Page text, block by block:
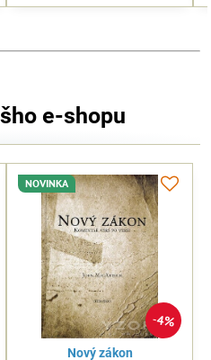
e-shopu
4%
NOVINKA
Nový zákon